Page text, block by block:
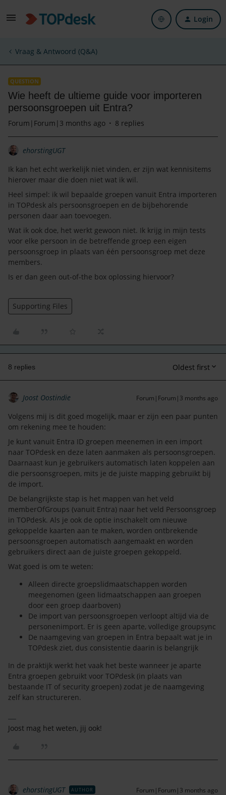
Login
Vraag & Antwoord (Q&A)
QUESTION
Wie heeft de ultieme guide voor importeren
persoonsgroepen uit Entra?
Forum|Forum|3 months ago 8 replies
ehorstingUGT
Ik kan het echt werkelijk niet vinden, er zijn wat kennisitems
hierover maar die doen niet wat ik wil.
Heel simpel: ik wil bepaalde groepen vanuit Entra importeren
in TOPdesk als persoonsgroepen en de bijbehorende
personen daar aan toevoegen.
Wat ik ook doe, het werkt gewoon niet. Ik krijg in mijn tests
voor elke persoon in de betreffende groep een eigen
persoonsgroep in plaats van één persoonsgroep met deze
members.
Is er dan geen out-of-the box oplossing hiervoor?
Supporting Files
8 replies Oldest first
Joost Oostindie Forum|Forum|3 months ago
Volgens mij is dit goed mogelijk, maar er zijn een paar punten
om rekening mee te houden:
Je kunt vanuit Entra ID groepen meenemen in een import
naar TOPdesk en deze laten aanmaken als persoonsgroepen.
Daarnaast kun je gebruikers automatisch laten koppelen aan
die persoonsgroepen, mits je de juiste mapping gebruikt bij
de import.
De belangrijkste stap is het mappen van het veld
memberOfGroups (vanuit Entra) naar het veld Persoonsgroep
in TOPdesk. Als je ook de optie inschakelt om nieuwe
gekoppelde kaarten aan te maken, worden ontbrekende
persoonsgroepen automatisch aangemaakt en worden
gebruikers direct aan de juiste groepen gekoppeld.
Wat goed is om te weten:
Alleen directe groepslidmaatschappen worden
meegenomen (geen lidmaatschappen aan groepen
door een groep daarboven)
De import van persoonsgroepen verloopt altijd via de
personenimport. Er is geen aparte, volledige groupsync
De naamgeving van groepen in Entra bepaalt wat je in
TOPdesk ziet, dus consistentie daarin is belangrijk
In de praktijk werkt het vaak het beste wanneer je aparte
Entra groepen gebruikt voor TOPdesk (in plaats van
bestaande IT of security groepen) zodat je de naamgeving
zelf kan structureren.
Joost mag het weten, jij ook!
ehorstingUGT AUTHOR Forum|Forum|3 months ago